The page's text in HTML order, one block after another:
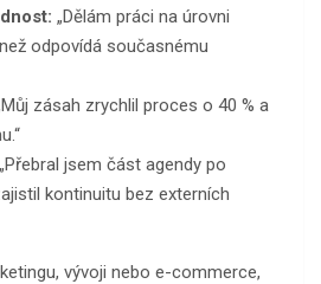
„Dělám práci na úrovni
odpovídá současnému
zásah zrychlil proces o 40 % a
„Přebral jsem část agendy po
kontinuitu bez externích
vývoji nebo e-commerce,